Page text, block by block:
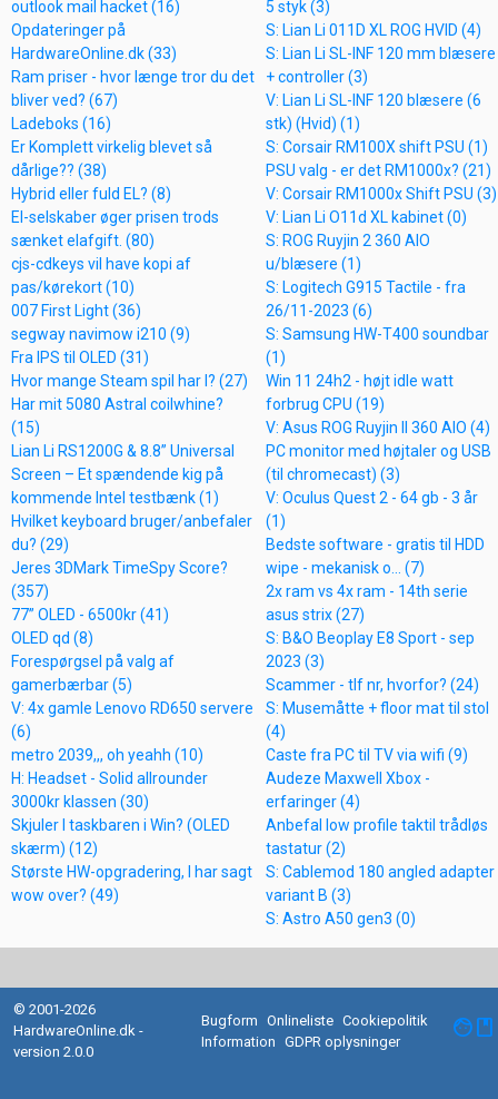
outlook mail hacket (16)
Opdateringer på
HardwareOnline.dk (33)
Ram priser - hvor længe tror du det
bliver ved? (67)
Ladeboks (16)
Er Komplett virkelig blevet så
dårlige?? (38)
Hybrid eller fuld EL? (8)
El-selskaber øger prisen trods
sænket elafgift. (80)
cjs-cdkeys vil have kopi af
pas/kørekort (10)
007 First Light (36)
segway navimow i210 (9)
Fra IPS til OLED (31)
Hvor mange Steam spil har I? (27)
Har mit 5080 Astral coilwhine?
(15)
Lian Li RS1200G & 8.8” Universal
Screen – Et spændende kig på
kommende Intel testbænk (1)
Hvilket keyboard bruger/anbefaler
du? (29)
Jeres 3DMark TimeSpy Score?
(357)
77” OLED - 6500kr (41)
OLED qd (8)
Forespørgsel på valg af
gamerbærbar (5)
V: 4x gamle Lenovo RD650 servere
(6)
metro 2039,,, oh yeahh (10)
H: Headset - Solid allrounder
3000kr klassen (30)
Skjuler I taskbaren i Win? (OLED
skærm) (12)
Største HW-opgradering, I har sagt
wow over? (49)
5 styk (3)
S: Lian Li 011D XL ROG HVID (4)
S: Lian Li SL-INF 120 mm blæsere
+ controller (3)
V: Lian Li SL-INF 120 blæsere (6
stk) (Hvid) (1)
S: Corsair RM100X shift PSU (1)
PSU valg - er det RM1000x? (21)
V: Corsair RM1000x Shift PSU (3)
V: Lian Li O11d XL kabinet (0)
S: ROG Ruyjin 2 360 AIO
u/blæsere (1)
S: Logitech G915 Tactile - fra
26/11-2023 (6)
S: Samsung HW-T400 soundbar
(1)
Win 11 24h2 - højt idle watt
forbrug CPU (19)
V: Asus ROG Ruyjin II 360 AIO (4)
PC monitor med højtaler og USB
(til chromecast) (3)
V: Oculus Quest 2 - 64 gb - 3 år
(1)
Bedste software - gratis til HDD
wipe - mekanisk o... (7)
2x ram vs 4x ram - 14th serie
asus strix (27)
S: B&O Beoplay E8 Sport - sep
2023 (3)
Scammer - tlf nr, hvorfor? (24)
S: Musemåtte + floor mat til stol
(4)
Caste fra PC til TV via wifi (9)
Audeze Maxwell Xbox -
erfaringer (4)
Anbefal low profile taktil trådløs
tastatur (2)
S: Cablemod 180 angled adapter
variant B (3)
S: Astro A50 gen3 (0)
© 2001-2026
HardwareOnline.dk -
version 2.0.0
Bugform Onlineliste Cookiepolitik
Information
GDPR oplysninger facebook